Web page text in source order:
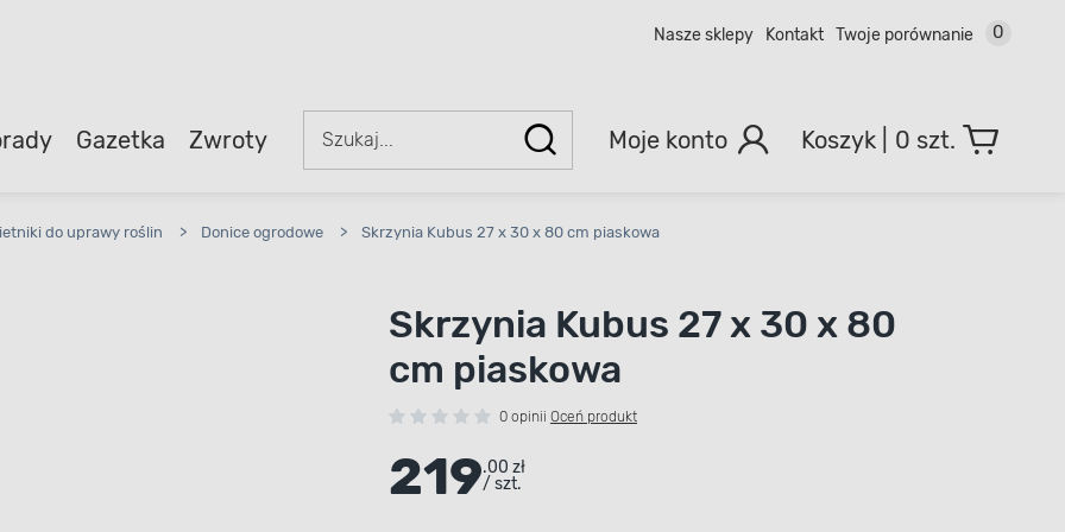
Nasze sklepy Kontakt Twoje porównanie 0
Gazetka Zwroty Moje konto 0 szt.
do uprawy roślin > Donice ogrodowe > Skrzynia Kubus 27 x 30 x 80 cm piaskowa
Skrzynia Kubus 27 x 30 x 80
cm piaskowa
0 opinii Oceń produkt
219.00 zł
/ szt.